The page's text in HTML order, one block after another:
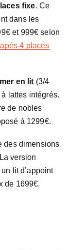
fixe. Ce
dans les
et 999€ selon
4 places
en lit (3/4
lattes intégrés.
de nobles
à 1299€.
des dimensions
version
lit d’appoint
de 1699€.